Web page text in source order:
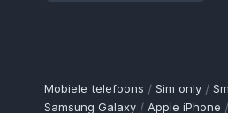
Mobiele telefoons / Sim only /
Samsung Galaxy / Apple iPhone /